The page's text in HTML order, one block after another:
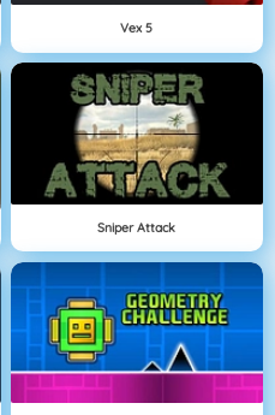
Vex 5
Sniper Attack